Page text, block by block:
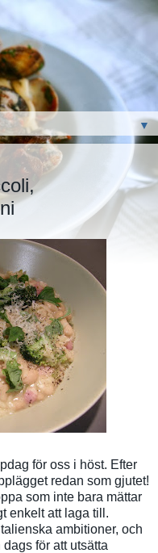
▼
för oss i höst. Efter
redan som gjutet!
som inte bara mättar
enkelt att laga till.
ambitioner, och
för att utsätta